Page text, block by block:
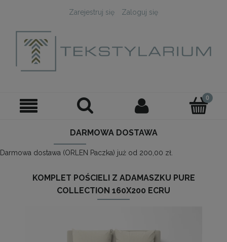
Zarejestruj się Zaloguj się
DARMOWA DOSTAWA
Darmowa dostawa (ORLEN Paczka) już od 200,00 zł.
KOMPLET POŚCIELI Z ADAMASZKU PURE
COLLECTION 160X200 ECRU